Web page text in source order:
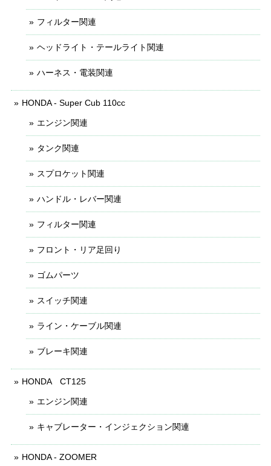
フィルター関連
ヘッドライト・テールライト関連
ハーネス・電装関連
HONDA - Super Cub 110cc
エンジン関連
タンク関連
スプロケット関連
ハンドル・レバー関連
フィルター関連
フロント・リア足回り
ゴムパーツ
スイッチ関連
ライン・ケーブル関連
ブレーキ関連
HONDA CT125
エンジン関連
キャブレーター・インジェクション関連
HONDA - ZOOMER